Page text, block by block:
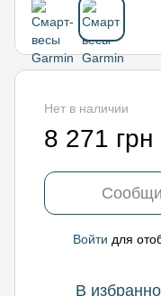
Нет в наличии
8 271 грн
Войти для
В